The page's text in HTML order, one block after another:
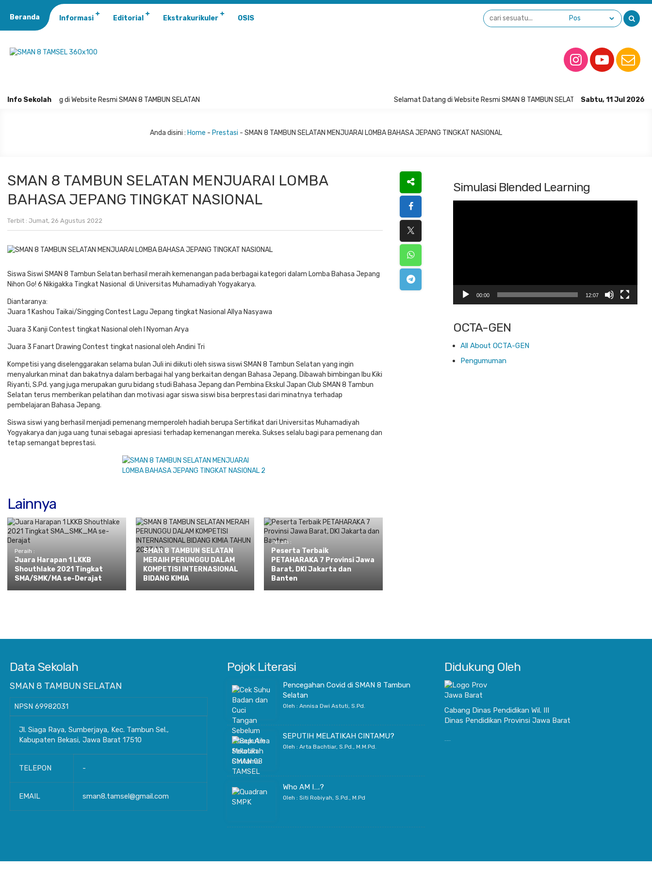
Beranda Informasi Editorial Ekstrakurikuler OSIS
Info Sekolah Sabtu, 11 Jul 2026
Selamat Datang di Website Resmi SMAN 8 TAMBUN SELATAN
Selamat Datang di Website Resmi SMAN 8 TAMBUN SELATAN
Anda disini : Home - Prestasi - SMAN 8 TAMBUN SELATAN MENJUARAI LOMBA BAHASA JEPANG TINGKAT NASIONAL
SMAN 8 TAMBUN SELATAN MENJUARAI LOMBA
BAHASA JEPANG TINGKAT NASIONAL
Terbit : Jumat, 26 Agustus 2022
Siswa Siswi SMAN 8 Tambun Selatan berhasil meraih kemenangan pada berbagai kategori dalam Lomba Bahasa Jepang
Nihon Go! 6 Nikigakka Tingkat Nasional di Universitas Muhamadiyah Yogyakarya.
Diantaranya:
Juara 1 Kashou Taikai/Singging Contest Lagu Jepang tingkat Nasional Allya Nasyawa
Juara 3 Kanji Contest tingkat Nasional oleh I Nyoman Arya
Juara 3 Fanart Drawing Contest tingkat nasional oleh Andini Tri
Kompetisi yang diselenggarakan selama bulan Juli ini diikuti oleh siswa siswi SMAN 8 Tambun Selatan yang ingin
menyalurkan minat dan bakatnya dalam berbagai hal yang berkaitan dengan Bahasa Jepang. Dibawah bimbingan Ibu Kiki
Riyanti, S.Pd. yang juga merupakan guru bidang studi Bahasa Jepang dan Pembina Ekskul Japan Club SMAN 8 Tambun
Selatan terus memberikan pelatihan dan motivasi agar siswa siswi bisa berprestasi dari minatnya terhadap
pembelajaran Bahasa Jepang.
Siswa siswi yang berhasil menjadi pemenang memperoleh hadiah berupa Sertifikat dari Universitas Muhamadiyah
Yogyakarya dan juga uang tunai sebagai apresiasi terhadap kemenangan mereka. Sukses selalu bagi para pemenang dan
tetap semangat beprestasi.
Lainnya
Peraih :
Juara Harapan 1 LKKB
Shouthlake 2021 Tingkat
SMA/SMK/MA se-Derajat
SMAN 8 TAMBUN SELATAN
MERAIH PERUNGGU DALAM
KOMPETISI INTERNASIONAL
BIDANG KIMIA
Peraih :
Peserta Terbaik
PETAHARAKA 7 Provinsi Jawa
Barat, DKI Jakarta dan
Banten
Simulasi Blended Learning
00:00 12:07
OCTA-GEN
All About OCTA-GEN
Pengumuman
Data Sekolah
SMAN 8 TAMBUN SELATAN
NPSN 69982031
Jl. Siaga Raya, Sumberjaya, Kec. Tambun Sel.,
Kabupaten Bekasi, Jawa Barat 17510
TELEPON -
EMAIL sman8.tamsel@gmail.com
Pojok Literasi
Pencegahan Covid di SMAN 8 Tambun
Selatan
Oleh : Annisa Dwi Astuti, S.Pd.
SEPUTIH MELATIKAH CINTAMU?
Oleh : Arta Bachtiar, S.Pd., M.M.Pd.
Who AM I….?
Oleh : Siti Robiyah, S.Pd., M.Pd
Didukung Oleh
Cabang Dinas Pendidikan Wil. III
Dinas Pendidikan Provinsi Jawa Barat